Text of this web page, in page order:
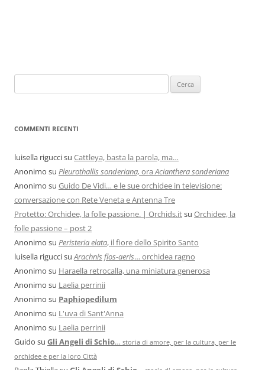
COMMENTI RECENTI
luisella riguccisu Cattleya, basta la parola, ma…
Anonimo su Pleurothallis sonderiana, ora Acianthera sonderiana
Anonimo su Guido De Vidi… e le sue orchidee in televisione:
conversazione con Rete Veneta e Antenna Tre
Protetto: Orchidee, la folle passione. | Orchids.itsu Orchidee, la
folle passione – post 2
Anonimo su Peristeria elata, il fiore dello Spirito Santo
luisella riguccisu Arachnis flos-aeris… orchidea ragno
Anonimo su Haraella retrocalla, una miniatura generosa
Anonimo su Laelia perrinii
Anonimo su Paphiopedilum
Anonimo su L'uva di Sant'Anna
Anonimo su Laelia perrinii
Guido su Gli Angeli di Schio… storia di amore, per la cultura, per le
orchidee e per la loro Città